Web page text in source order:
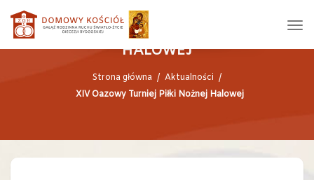
XIV OAZOWY TURNIEJ PIŁKI NOŻNEJ
HALOWEJ
Strona główna / Aktualności /
XIV Oazowy Turniej Piłki Nożnej Halowej